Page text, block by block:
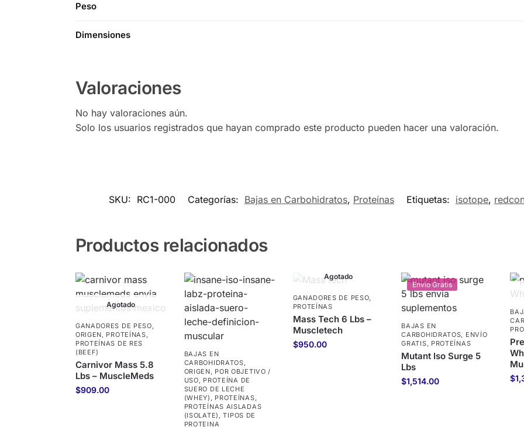
Peso
Dimensiones
Valoraciones
No hay valoraciones aún.
Solo los usuarios registrados que hayan comprado este producto pueden hacer una valoración.
SKU: RC1-000 Categorías: Bajas en Carbohidratos, Proteínas Etiquetas: isotope,
Productos relacionados
Agotado
GANADORES DE PESO,
ORIGEN, PROTEÍNAS,
PROTEÍNAS DE RES
(BEEF)
Carnivor Mass 5.8
Lbs – MuscleMeds
$909.00
BAJAS EN
CARBOHIDRATOS,
ORIGEN, POR OBJETIVO /
USO, PROTEÍNA DE
SUERO DE LECHE
(WHEY) , PROTEÍNAS,
PROTEÍNAS AISLADAS
(ISOLATE) ,TIPOS DE
PROTEINA
Agotado
GANADORES DE PESO,
PROTEÍNAS
Mass Tech 6 Lbs –
Muscletech
$950.00
Envio Gratis
BAJAS EN
CARBOHIDRATOS, ENVÍO
GRATIS, PROTEÍNAS
Mutant Iso Surge 5
Lbs
$1,514.00 $